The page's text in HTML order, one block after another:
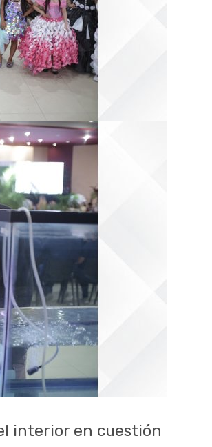
interior en cuestión